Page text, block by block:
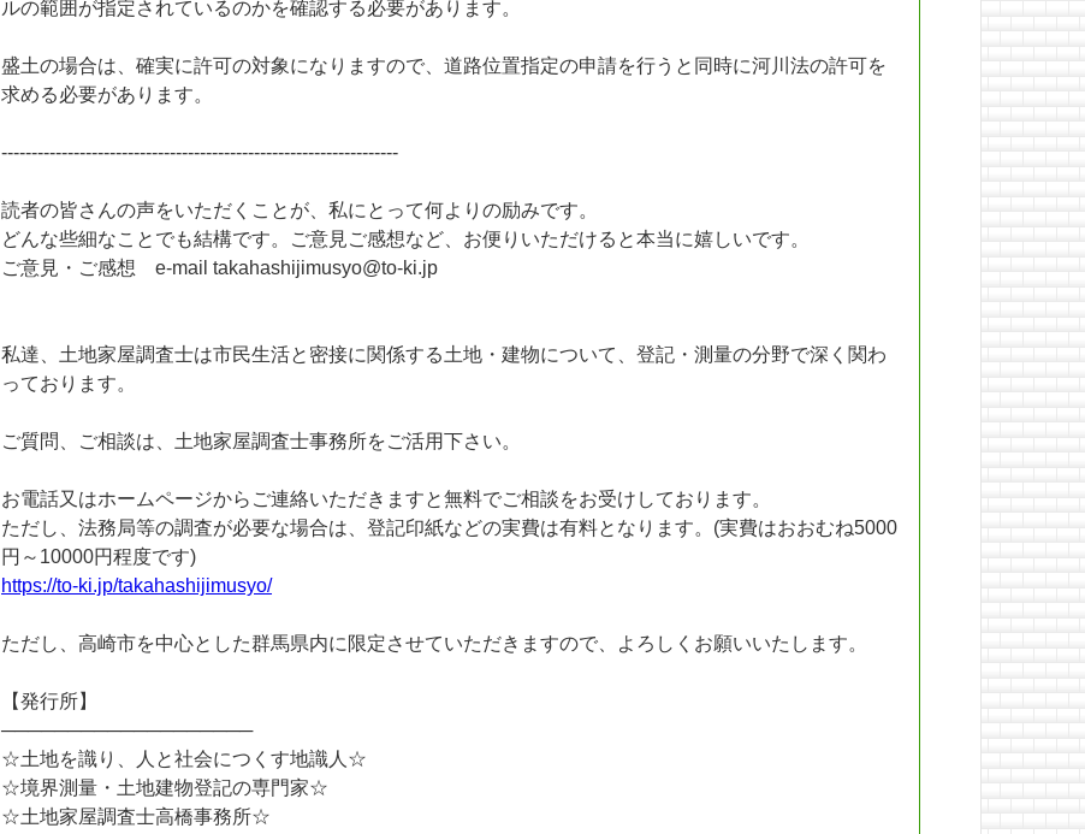
ルの範囲が指定されているのかを確認する必要があります。
盛土の場合は、確実に許可の対象になりますので、道路位置指定の申請を行うと同時に河川法の許可を
求める必要があります。
------------------------------------------------------------------
読者の皆さんの声をいただくことが、私にとって何よりの励みです。
どんな些細なことでも結構です。ご意見ご感想など、お便りいただけると本当に嬉しいです。
ご意見・ご感想 e-mail takahashijimusyo@to-ki.jp
私達、土地家屋調査士は市民生活と密接に関係する土地・建物について、登記・測量の分野で深く関わ
っております。
ご質問、ご相談は、土地家屋調査士事務所をご活用下さい。
お電話又はホームページからご連絡いただきますと無料でご相談をお受けしております。
ただし、法務局等の調査が必要な場合は、登記印紙などの実費は有料となります。(実費はおおむね5000
円～10000円程度です)
https://to-ki.jp/takahashijimusyo/
ただし、高崎市を中心とした群馬県内に限定させていただきますので、よろしくお願いいたします。
【発行所】
───────────────────
☆土地を識り、人と社会につくす地識人☆
☆境界測量・土地建物登記の専門家☆
☆土地家屋調査士高橋事務所☆